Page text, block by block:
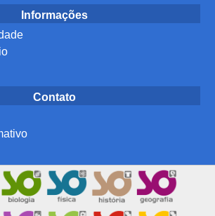
Informações
Contato